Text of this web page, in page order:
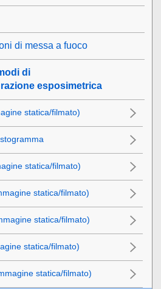
di messa a fuoco
di
esposimetrica
statica/filmato)
statica/filmato)
statica/filmato)
statica/filmato)
statica/filmato)
statica/filmato)